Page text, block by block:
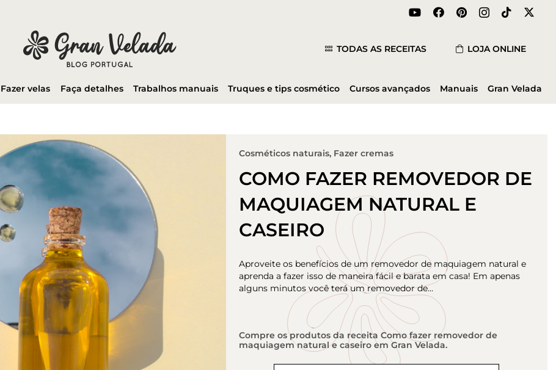
TODAS AS RECEITAS LOJA ONLINE
Fazer velas Faça detalhes Trabalhos manuais Truques e tips cosmético Cursos avançados Manuais Gran Velada
Cosméticos naturais, Fazer cremas
COMO FAZER REMOVEDOR DE
MAQUIAGEM NATURAL E
CASEIRO
Aproveite os benefícios de um removedor de maquiagem natural e
aprenda a fazer isso de maneira fácil e barata em casa! Em apenas
alguns minutos você terá um removedor de…
Compre os produtos da receita Como fazer removedor de
maquiagem natural e caseiro em Gran Velada.